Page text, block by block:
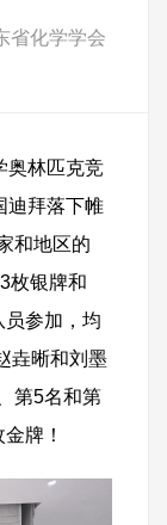
省化学学会
奥林匹克竞
迪拜落下帷
和地区的
枚银牌和
参加，均
垚晰和刘墨
第5名和第
金牌！